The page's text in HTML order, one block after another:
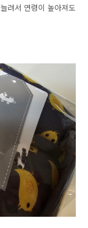
려서 연령이 높아져도